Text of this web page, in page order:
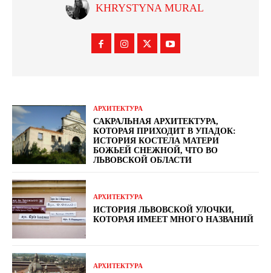
KHRYSTYNA MURAL
АРХИТЕКТУРА
САКРАЛЬНАЯ АРХИТЕКТУРА,
КОТОРАЯ ПРИХОДИТ В УПАДОК:
ИСТОРИЯ КОСТЕЛА МАТЕРИ
БОЖЬЕЙ СНЕЖНОЙ, ЧТО ВО
ЛЬВОВСКОЙ ОБЛАСТИ
АРХИТЕКТУРА
ИСТОРИЯ ЛЬВОВСКОЙ УЛОЧКИ,
КОТОРАЯ ИМЕЕТ МНОГО НАЗВАНИЙ
АРХИТЕКТУРА